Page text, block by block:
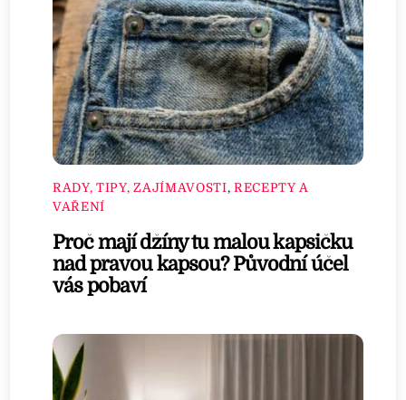
RADY, TIPY, ZAJÍMAVOSTI, RECEPTY A
VAŘENÍ
Proč mají džíny tu malou kapsičku
nad pravou kapsou? Původní účel
vás pobaví